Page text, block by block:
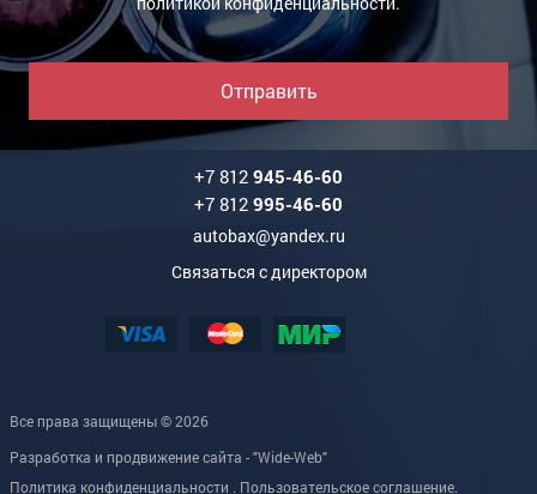
Отправить
+7 812 945-46-60
+7 812 995-46-60
autobax@yandex.ru
Связаться с директором
Все права защищены © 2026
Разработка и продвижение сайта - "Wide-Web"
Политика конфиденциальности . Пользовательское соглашение.